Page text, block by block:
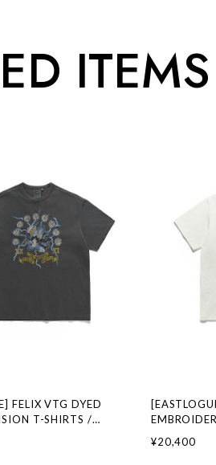
ITEMS
FELIX VTG DYED
T-SHIRTS /
ション 韓国代行 イース
ッション 韓
¥20,400